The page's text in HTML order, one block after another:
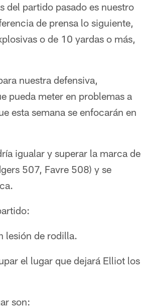
del partido pasado es nuestro
de prensa lo siguiente,
o de 10 yardas o más,
nuestra defensiva,
pueda meter en problemas a
esta semana se enfocarán en
igualar y superar la marca de
507, Favre 508) y se
lesión de rodilla.
el lugar que dejará Elliot los
son: